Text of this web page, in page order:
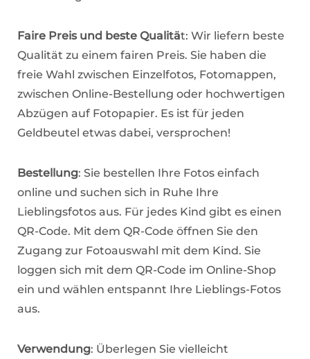
Faire Preis und beste Qualität: Wir liefern beste
Qualität zu einem fairen Preis. Sie haben die
freie Wahl zwischen Einzelfotos, Fotomappen,
zwischen Online-Bestellung oder hochwertigen
Abzügen auf Fotopapier. Es ist für jeden
Geldbeutel etwas dabei, versprochen!
Bestellung: Sie bestellen Ihre Fotos einfach
online und suchen sich in Ruhe Ihre
Lieblingsfotos aus. Für jedes Kind gibt es einen
QR-Code. Mit dem QR-Code öffnen Sie den
Zugang zur Fotoauswahl mit dem Kind. Sie
loggen sich mit dem QR-Code im Online-Shop
ein und wählen entspannt Ihre Lieblings-Fotos
aus.
Verwendung: Überlegen Sie vielleicht